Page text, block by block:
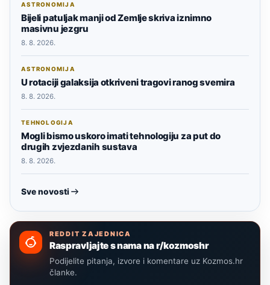
ASTRONOMIJA
Bijeli patuljak manji od Zemlje skriva iznimno
masivnu jezgru
8. 8. 2026.
ASTRONOMIJA
U rotaciji galaksija otkriveni tragovi ranog svemira
8. 8. 2026.
TEHNOLOGIJA
Mogli bismo uskoro imati tehnologiju za put do
drugih zvjezdanih sustava
8. 8. 2026.
Sve novosti
REDDIT ZAJEDNICA
Raspravljajte s nama na r/kozmoshr
Podijelite pitanja, izvore i komentare uz Kozmos.hr
članke.